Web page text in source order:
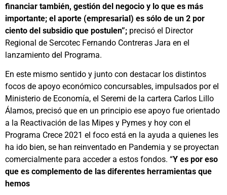
financiar también, gestión del negocio y lo que es más
importante; el aporte (empresarial) es sólo de un 2 por
ciento del subsidio que postulen”; precisó el Director
Regional de Sercotec Fernando Contreras Jara en el
lanzamiento del Programa.
En este mismo sentido y junto con destacar los distintos
focos de apoyo económico concursables, impulsados por el
Ministerio de Economía, el Seremi de la cartera Carlos Lillo
Álamos, precisó que en un principio ese apoyo fue orientado
a la Reactivación de las Mipes y Pymes y hoy con el
Programa Crece 2021 el foco está en la ayuda a quienes les
ha ido bien, se han reinventado en Pandemia y se proyectan
comercialmente para acceder a estos fondos. “Y es por eso
que es complemento de las diferentes herramientas que
hemos